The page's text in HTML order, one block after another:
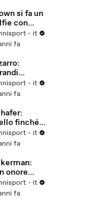
si fa un
con
- it
fa
per il
- it
fa
finché è
- it
fa
onore
la- it
fa